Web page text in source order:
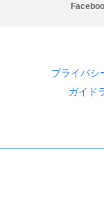
プライバシ
ガイド